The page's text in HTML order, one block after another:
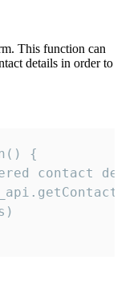
This function can
details in order to
{
contact